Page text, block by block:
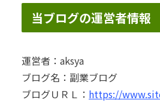
当ブログの運営者情報
運営者：aksya
ブログ名：副業ブログ
ブログＵＲＬ： https://